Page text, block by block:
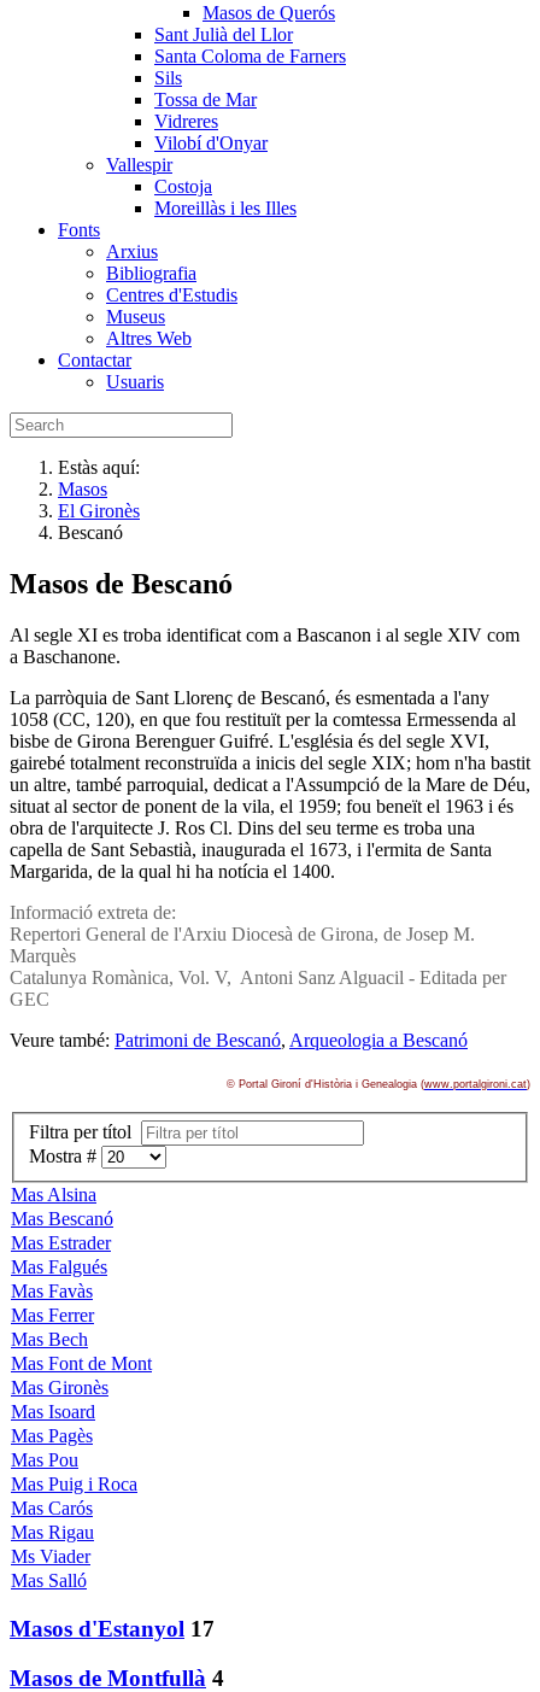
Masos de Querós
Sant Julià del Llor
Santa Coloma de Farners
Sils
Tossa de Mar
Vidreres
Vilobí d'Onyar
Vallespir
Costoja
Moreillàs i les Illes
Fonts
Arxius
Bibliografia
Centres d'Estudis
Museus
Altres Web
Contactar
Usuaris
Estàs aquí:
Masos
El Gironès
Bescanó
Masos de Bescanó
Al segle XI es troba identificat com a Bascanon i al segle XIV com
a Baschanone.
La parròquia de Sant Llorenç de Bescanó, és esmentada a l'any
1058 (CC, 120), en que fou restituït per la comtessa Ermessenda al
bisbe de Girona Berenguer Guifré. L'església és del segle XVI,
gairebé totalment reconstruïda a inicis del segle XIX; hom n'ha bastit
un altre, també parroquial, dedicat a l'Assumpció de la Mare de Déu,
situat al sector de ponent de la vila, el 1959; fou beneït el 1963 i és
obra de l'arquitecte J. Ros Cl. Dins del seu terme es troba una
capella de Sant Sebastià, inaugurada el 1673, i l'ermita de Santa
Margarida, de la qual hi ha notí­cia el 1400.
Informació extreta de:
Repertori General de l'Arxiu Diocesà de Girona, de Josep M.
Marquès
Catalunya Romànica, Vol. V, Antoni Sanz Alguacil - Editada per
GEC
Veure també: Patrimoni de Bescanó, Arqueologia a Bescanó
© Portal Gironí­ d'Història i Genealogia (www.portalgironi.cat)
Filtra per títol
Mostra #
Mas Alsina
Mas Bescanó
Mas Estrader
Mas Falgués
Mas Favàs
Mas Ferrer
Mas Bech
Mas Font de Mont
Mas Gironès
Mas Isoard
Mas Pagès
Mas Pou
Mas Puig i Roca
Mas Carós
Mas Rigau
Ms Viader
Mas Salló
Masos d'Estanyol 17
Masos de Montfullà 4